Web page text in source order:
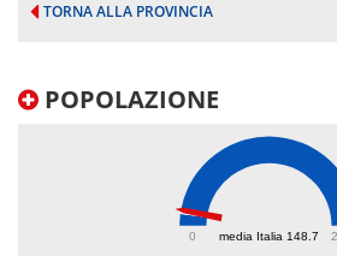
TORNA ALLA PROVINCIA
POPOLAZIONE
media Italia 148.7
0